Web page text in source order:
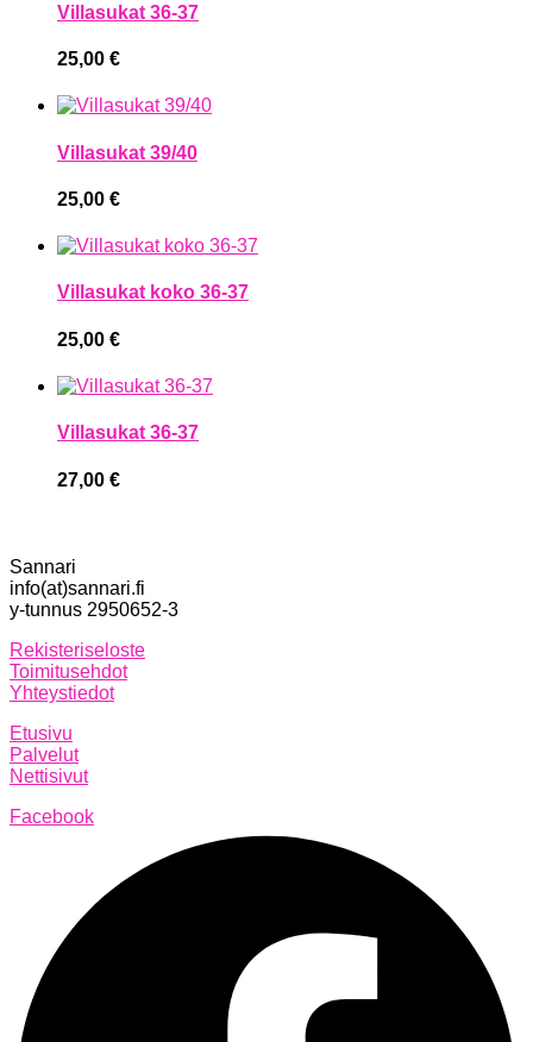
Villasukat 36-37
25,00 €
Villasukat 39/40
25,00 €
Villasukat koko 36-37
25,00 €
Villasukat 36-37
27,00 €
Sannari
info(at)sannari.fi
y-tunnus 2950652-3
Rekisteriseloste
Toimitusehdot
Yhteystiedot
Etusivu
Palvelut
Nettisivut
Facebook